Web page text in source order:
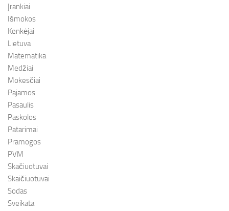
Įrankiai
Išmokos
Kenkėjai
Lietuva
Matematika
Medžiai
Mokesčiai
Pajamos
Pasaulis
Paskolos
Patarimai
Pramogos
PVM
Skačiuotuvai
Skaičiuotuvai
Sodas
Sveikata